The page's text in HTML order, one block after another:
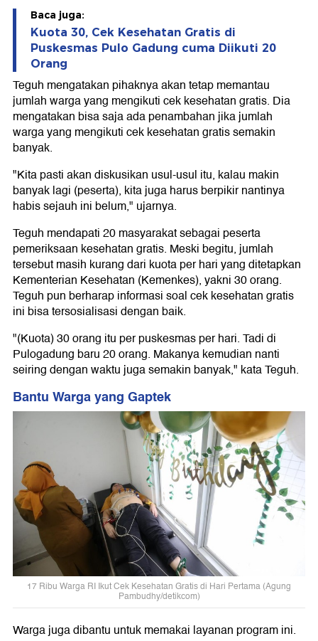
Baca juga:
Kuota 30, Cek Kesehatan Gratis di
Puskesmas Pulo Gadung cuma Diikuti 20
Orang
Teguh mengatakan pihaknya akan tetap memantau
jumlah warga yang mengikuti cek kesehatan gratis. Dia
mengatakan bisa saja ada penambahan jika jumlah
warga yang mengikuti cek kesehatan gratis semakin
banyak.
"Kita pasti akan diskusikan usul-usul itu, kalau makin
banyak lagi (peserta), kita juga harus berpikir nantinya
habis sejauh ini belum," ujarnya.
Teguh mendapati 20 masyarakat sebagai peserta
pemeriksaan kesehatan gratis. Meski begitu, jumlah
tersebut masih kurang dari kuota per hari yang ditetapkan
Kementerian Kesehatan (Kemenkes), yakni 30 orang.
Teguh pun berharap informasi soal cek kesehatan gratis
ini bisa tersosialisasi dengan baik.
"(Kuota) 30 orang itu per puskesmas per hari. Tadi di
Pulogadung baru 20 orang. Makanya kemudian nanti
seiring dengan waktu juga semakin banyak," kata Teguh.
Bantu Warga yang Gaptek
17 Ribu Warga RI Ikut Cek Kesehatan Gratis di Hari Pertama (Agung
Pambudhy/detikcom)
Warga juga dibantu untuk memakai layanan program ini.